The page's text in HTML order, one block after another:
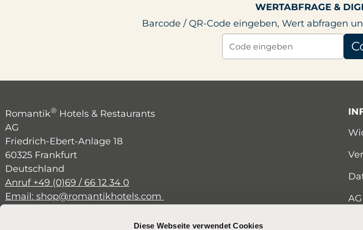
Diese Webseite verwendet Cookies
WERTABFRAGE &
Barcode / QR-Code eingeben, Wert abfragen
Romantik® Hotels & Restaurants
AG
Friedrich-Ebert-Anlage 18
60325 Frankfurt
Deutschland
Anruf +49 (0)69 / 66 12 34 0
Email: shop@romantikhotels.com
Bei Rückfragen stehen wir Ihnen